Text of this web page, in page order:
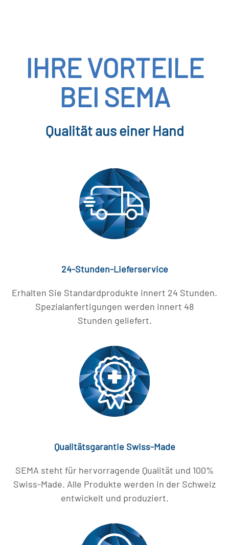
IHRE VORTEILE
BEI SEMA
Qualität aus einer Hand
24-Stunden-Lieferservice
Erhalten Sie Standardprodukte innert 24 Stunden.
Spezialanfertigungen werden innert 48
Stunden geliefert.
Qualitätsgarantie Swiss-Made
SEMA steht für hervorragende Qualität und 100%
Swiss-Made. Alle Produkte werden in der Schweiz
entwickelt und produziert.